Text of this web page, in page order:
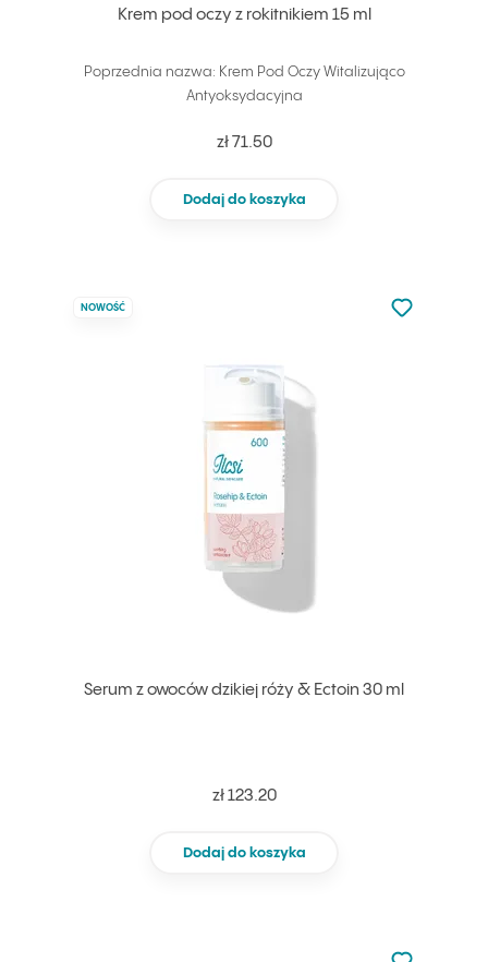
Krem pod oczy z rokitnikiem 15 ml
Poprzednia nazwa: Krem Pod Oczy Witalizująco
Antyoksydacyjna
zł 71.50
Dodaj do koszyka
Serum z owoców dzikiej róży & Ectoin 30 ml
NOWOŚĆ
zł 123.20
Dodaj do koszyka
Nie dodano
Dodaj do
Nie dodano